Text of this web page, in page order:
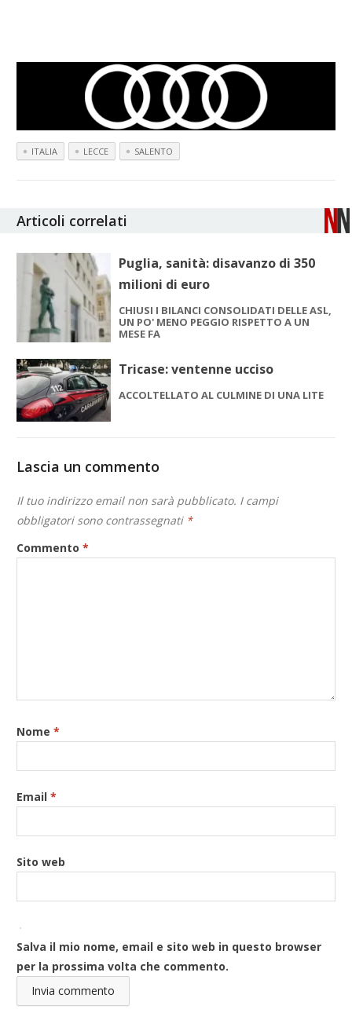
ITALIA LECCE SALENTO
Articoli correlati
Puglia, sanità: disavanzo di 350
milioni di euro
CHIUSI I BILANCI CONSOLIDATI DELLE ASL,
UN PO' MENO PEGGIO RISPETTO A UN
MESE FA
Tricase: ventenne ucciso
ACCOLTELLATO AL CULMINE DI UNA LITE
Lascia un commento
Il tuo indirizzo email non sarà pubblicato. I campi
obbligatori sono contrassegnati *
Commento*
Nome*
Email*
Sito web
Salva il mio nome, email e sito web in questo browser
per la prossima volta che commento.